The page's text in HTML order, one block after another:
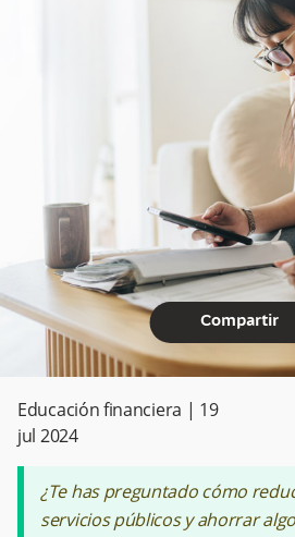
Compartir
Educación financiera | 19
jul 2024
¿Te has preguntado cómo
servicios públicos y ahorrar